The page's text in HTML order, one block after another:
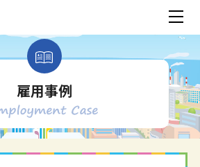
雇用事例